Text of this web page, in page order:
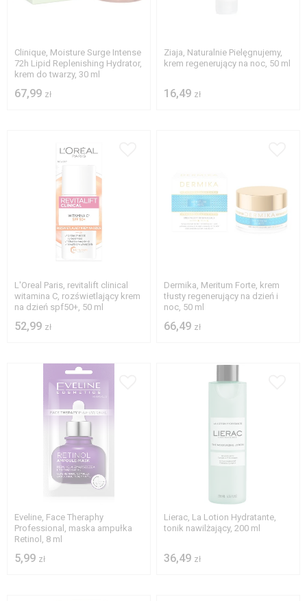
Clinique, Moisture Surge Intense
72h Lipid Replenishing Hydrator,
krem do twarzy, 30 ml
67,99 zł
Ziaja, Naturalnie Pielęgnujemy,
krem regenerujący na noc, 50 ml
16,49 zł
L'Oreal Paris, revitalift clinical
witamina C, rozświetlający krem
na dzień spf50+, 50 ml
52,99 zł
Dermika, Meritum Forte, krem
tłusty regenerujący na dzień i
noc, 50 ml
66,49 zł
Eveline, Face Theraphy
Professional, maska ampułka
Retinol, 8 ml
5,99 zł
Lierac, La Lotion Hydratante,
tonik nawilżający, 200 ml
36,49 zł